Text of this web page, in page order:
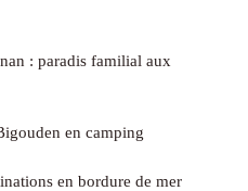
: paradis familial aux
en camping
en bordure de mer